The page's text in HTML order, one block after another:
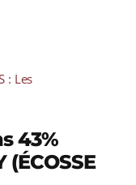
: Les
43%